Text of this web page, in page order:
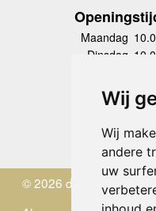
Wij
Wij
andere
uw
Maandag
Dinsdag
Donderdag
Vrijdag
© 2026 de Zwerver